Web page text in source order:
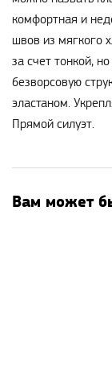
комфортная и
швов из мягкого
за счет тонкой,
безворсовую
эластаном.
Прямой силуэт.
Вам может